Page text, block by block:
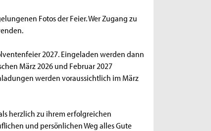
Fotos der Feier. Wer Zugang zu
2027. Eingeladen werden dann
März 2026 und Februar 2027
werden voraussichtlich im März
herzlich zu ihrem erfolgreichen
und persönlichen Weg alles Gute